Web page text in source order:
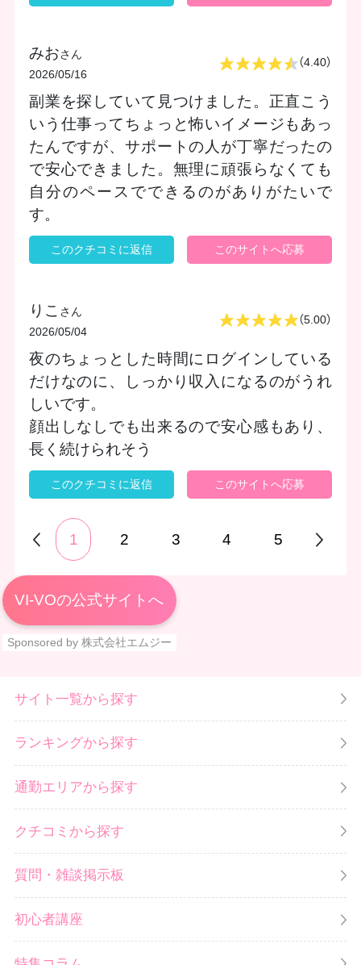
みおさん
2026/05/16
（4.40）
副業を探していて見つけました。正直こう
いう仕事ってちょっと怖いイメージもあっ
たんですが、サポートの人が丁寧だったの
で安心できました。無理に頑張らなくても
自分のペースでできるのがありがたいで
す。
このクチコミに返信 このサイトへ応募
りこ さん
2026/05/04
（5.00）
夜のちょっとした時間にログインしている
だけなのに、しっかり収入になるのがうれ
しいです。
顔出しなしでも出来るので安心感もあり、
長く続けられそう
このクチコミに返信 このサイトへ応募
1 2 3 4 5
VI-VOの公式サイトへ
Sponsored by 株式会社エムジー
サイト一覧から探す
ランキングから探す
通勤エリアから探す
クチコミから探す
質問・雑談掲示板
初心者講座